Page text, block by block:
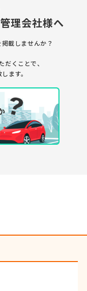
理会社様へ
掲載しませんか？
くことで、
ます。